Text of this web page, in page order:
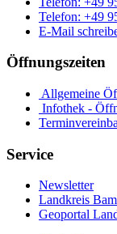
Telefon: +49
E-Mail
Öffnungszeiten
Allgemeine
Infothek -
Service
Newsletter
Landkreis
Geoportal